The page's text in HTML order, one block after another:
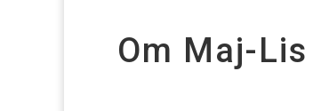
Om Maj-Lis